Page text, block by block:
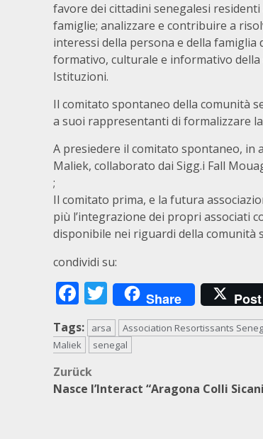
favore dei cittadini senegalesi
famiglie; analizzare e contribuire a
interessi della persona e della
formativo, culturale e informativo
Istituzioni.
Il comitato spontaneo della comunità
a suoi rappresentanti di formalizzare
A presiedere il comitato spontaneo, in
Maliek, collaborato dai Sigg.i Fall
;
Il comitato prima, e la futura
più l’integrazione dei propri associati
disponibile nei riguardi della comunità
condividi su:
Facebook
Twitter
Share Post
Tags: arsa Association Resortissants
Maliek
senegal
Beitragsnavigation
Zurück
Nasce l’Interact “Aragona Colli